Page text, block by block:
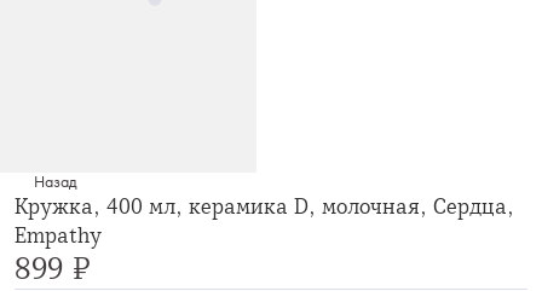
Назад
Кружка, 400 мл, керамика D, молочная, Сердца,
Empathy
899 ₽